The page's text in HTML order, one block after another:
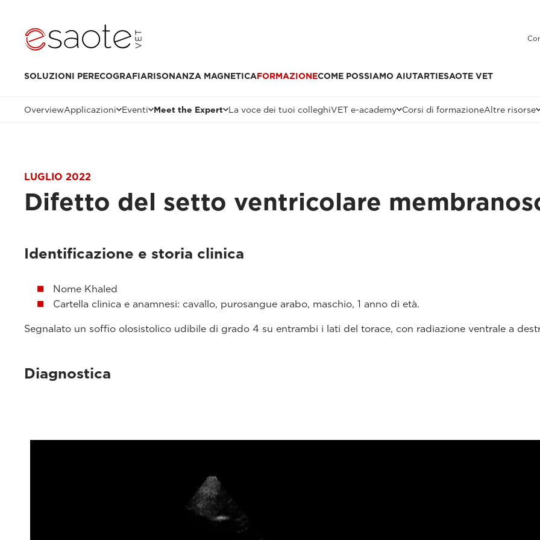
SOLUZIONI PERECOGRAFIARISONANZA MAGNETICAFORMAZIONECOME POSSIAMO AIUTARTIESAOTE VET
OverviewApplicazioni Eventi Meet the Expert La voce dei tuoi colleghiVET e-academy Corsi di formazioneAltre risorse
LUGLIO 2022
Difetto del setto ventricolare
Identificazione e storia clinica
Nome Khaled
Cartella clinica e anamnesi: cavallo, purosangue arabo, maschio, 1 anno di età.
Segnalato un soffio olosistolico udibile di grado 4 su entrambi i lati del torace, con radiazione ventrale a
Diagnostica